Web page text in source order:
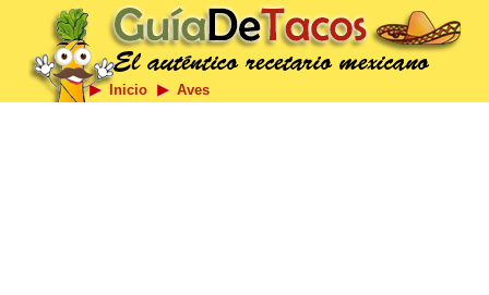
Inicio Aves